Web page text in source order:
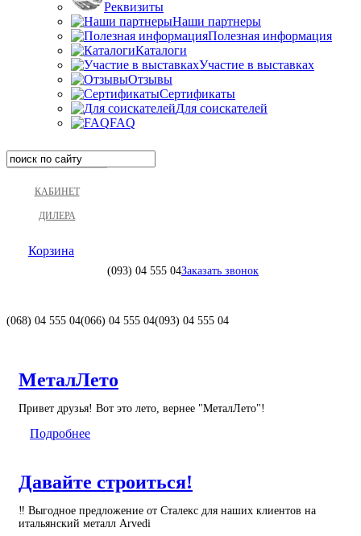
Реквизиты
Наши партнеры
Полезная информация
Каталоги
Участие в выставках
Отзывы
Сертификаты
Для соискателей
FAQ
КАБИНЕТ
ДИЛЕРА
Корзина
(093) 04 555 04Заказать звонок
(068) 04 555 04(066) 04 555 04(093) 04 555 04
МеталЛето
Привет друзья! Вот это лето, вернее "МеталЛето"!
Подробнее
Давайте строиться!
‼️ Выгодное предложение от Сталекс для наших клиентов на
итальянский металл Arvedi